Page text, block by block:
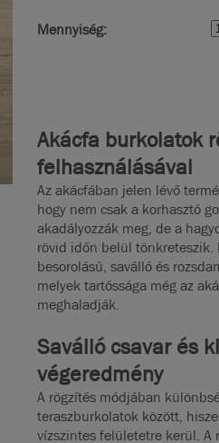
Mennyiség:
Akácfa burkolatok
felhasználásával
Az akácfában jelen lévő
hogy nem csak a korhasztó
akadályozzák meg, de a
rövid időn belül tönkreteszik.
besorolású, saválló és
melyek tartóssága még az
meghaladják.
Saválló csavar és
végeredmény
A rögzítés módjában
teraszburkolatok között,
vízszintes felületetre kerül. A